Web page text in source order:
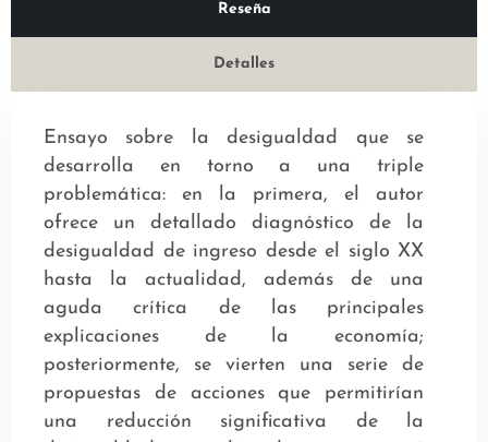
Reseña
Detalles
Ensayo sobre la desigualdad que se
desarrolla en torno a una triple
problemática: en la primera, el autor
ofrece un detallado diagnóstico de la
desigualdad de ingreso desde el siglo XX
hasta la actualidad, además de una
aguda crítica de las principales
explicaciones de la economía;
posteriormente, se vierten una serie de
propuestas de acciones que permitirían
una reducción significativa de la